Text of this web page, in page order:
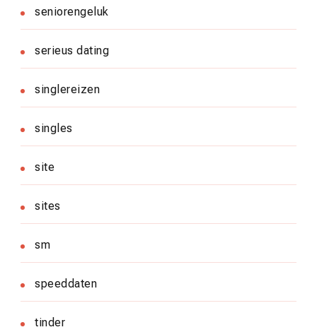
seniorengeluk
serieus dating
singlereizen
singles
site
sites
sm
speeddaten
tinder